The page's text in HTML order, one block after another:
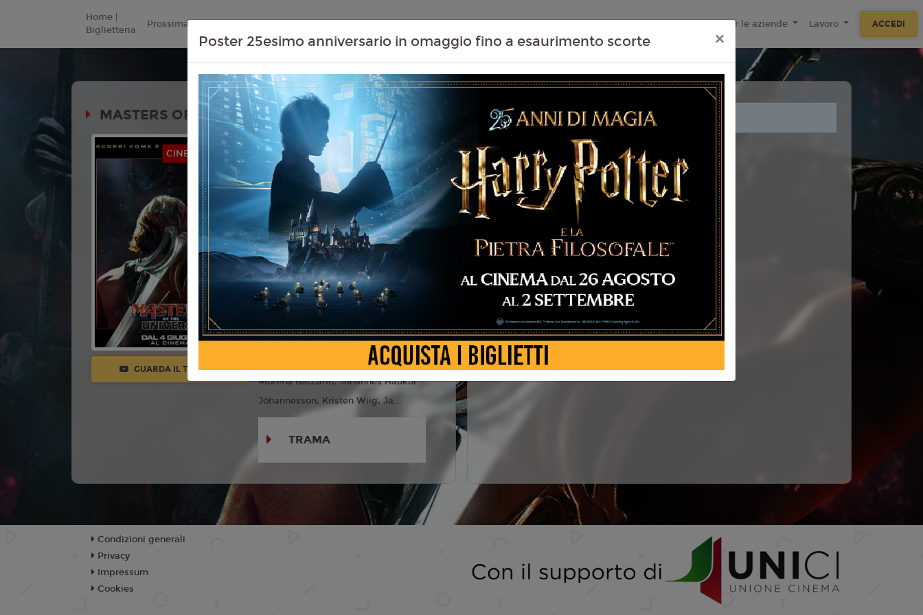
Home |
Biglietteria
Prossimamente Listino Prezzi Contenuti Extra Proiezioni Scolastiche Eventi Passati Tecnologie F.A.Q Per le aziende Lavoro ACCEDI
MASTERS OF THE UNIVERSE
CINEMA IN FESTA
GUARDA IL TRAILER
Durata: 141 min
Genere: Fantascienza, Fantasy,
Azione
Lingua:Italiano
EtàT
Regia:Travis Knight
Con:Nicholas Galitzine, Camila
Mendes, Alison Brie, James Purefoy,
Morena Baccarin, Jóhannes Haukur
Jóhannesson, Kristen Wiig, Ja...
TRAMA
Non ci sono spettacoli legati a questo evento.
Poster 25esimo anniversario in omaggio fino a esaurimento scorte ×
Condizioni generali
Privacy
Impressum
Cookies